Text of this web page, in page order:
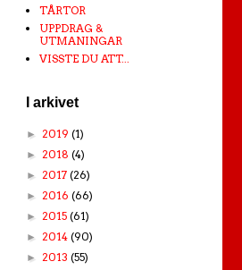
TÅRTOR
UPPDRAG &
UTMANINGAR
VISSTE DU ATT...
I arkivet
► 2019 (1)
► 2018 (4)
► 2017 (26)
► 2016 (66)
► 2015 (61)
► 2014 (90)
► 2013 (55)